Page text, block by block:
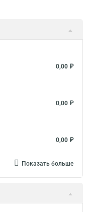
0,00 ₽
0,00 ₽
0,00 ₽
Показать больше